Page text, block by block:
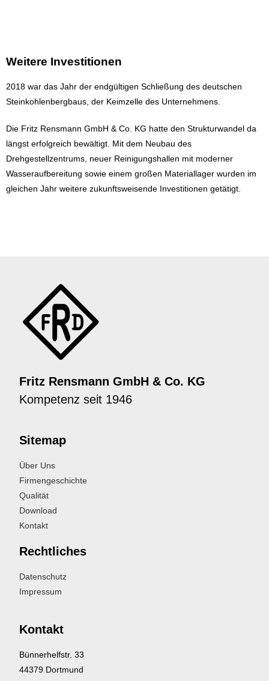
Weitere Investitionen
2018 war das Jahr der endgültigen Schließung des deutschen
Steinkohlenbergbaus, der Keimzelle des Unternehmens.
Die Fritz Rensmann GmbH & Co. KG hatte den Strukturwandel da
längst erfolgreich bewältigt. Mit dem Neubau des
Drehgestellzentrums, neuer Reinigungshallen mit moderner
Wasseraufbereitung sowie einem großen Materiallager wurden im
gleichen Jahr weitere zukunftsweisende Investitionen getätigt.
Fritz Rensmann GmbH & Co. KG
Kompetenz seit 1946
Sitemap
Über Uns
Firmengeschichte
Qualität
Download
Kontakt
Rechtliches
Datenschutz
Impressum
Kontakt
Bünnerhelfstr. 33
44379 Dortmund